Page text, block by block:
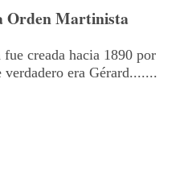
Orden Martinista
creada hacia 1890 por
verdadero era Gérard.......